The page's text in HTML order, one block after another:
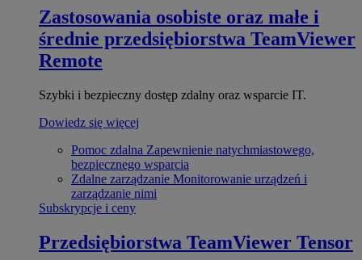
Zastosowania osobiste oraz małe i
średnie przedsiębiorstwa TeamViewer
Remote
Szybki i bezpieczny dostęp zdalny oraz wsparcie IT.
Dowiedz się więcej
Pomoc zdalna Zapewnienie natychmiastowego,
bezpiecznego wsparcia
Zdalne zarządzanie Monitorowanie urządzeń i
zarządzanie nimi
Subskrypcje i ceny
Przedsiębiorstwa TeamViewer Tensor